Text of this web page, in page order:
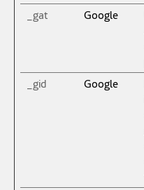
_gat Google
_gid Google